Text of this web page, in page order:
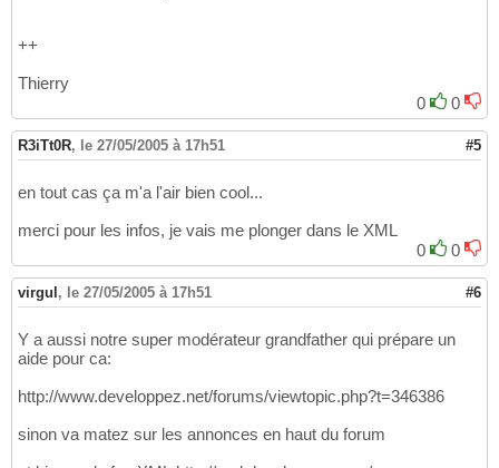
++
Thierry
0
0
R3iTt0R, le 27/05/2005 à 17h51 #5
en tout cas ça m'a l'air bien cool...
merci pour les infos, je vais me plonger dans le XML
0
0
virgul , le 27/05/2005 à 17h51 #6
Y a aussi notre super modérateur grandfather qui prépare un
aide pour ca:
http://www.developpez.net/forums/viewtopic.php?t=346386
sinon va matez sur les annonces en haut du forum